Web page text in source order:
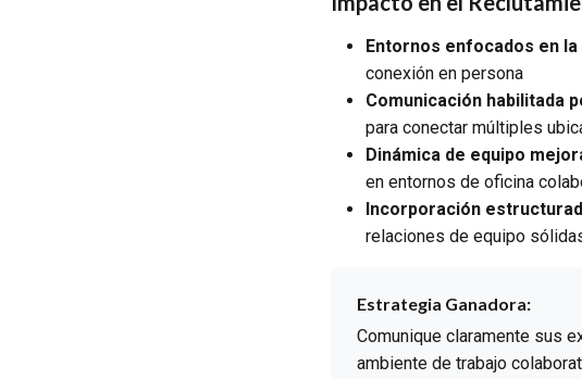
Entornos enfocados en
conexión en persona
Comunicación habilitada
para conectar múltiples
Dinámica de equipo
en entornos de oficina
Incorporación
relaciones de equipo
Estrategia Ganadora:
Comunique claramente sus
ambiente de trabajo